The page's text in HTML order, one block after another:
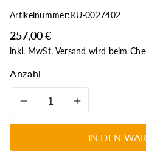
Artikelnummer:RU-0027402
257,00 €
inkl. MwSt. Versand wird beim
Anzahl
VerringereErhöhe
die
IN DEN